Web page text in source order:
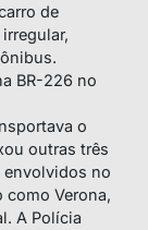
de
BR-226 no
o
outras três
envolvidos no
como Verona,
A Polícia